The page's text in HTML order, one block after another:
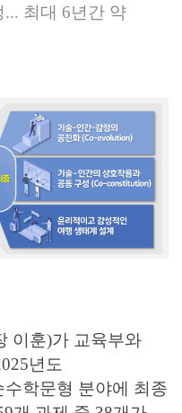
... 최대 6년간 약
이훈)가 교육부와
년도
학문형 분야에 최종